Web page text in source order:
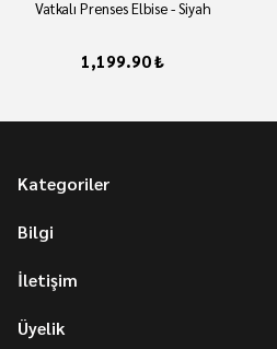
Vatkalı Prenses Elbise - Siyah
1,199.90 ₺
Kategoriler
Bilgi
İletişim
Üyelik